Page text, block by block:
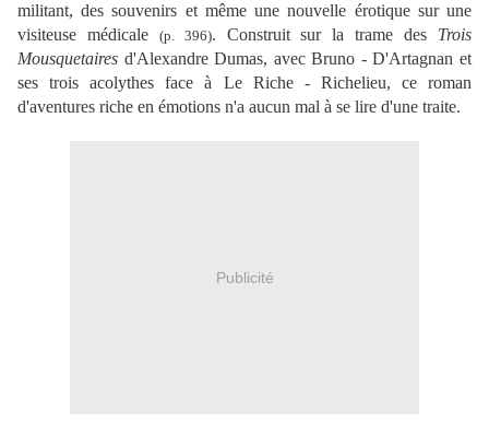
militant, des souvenirs et même une nouvelle érotique sur une
visiteuse médicale (p. 396). Construit sur la trame des Trois
Mousquetaires d'Alexandre Dumas, avec Bruno - D'Artagnan et
ses trois acolythes face à Le Riche - Richelieu, ce roman
d'aventures riche en émotions n'a aucun mal à se lire d'une traite.
Publicité